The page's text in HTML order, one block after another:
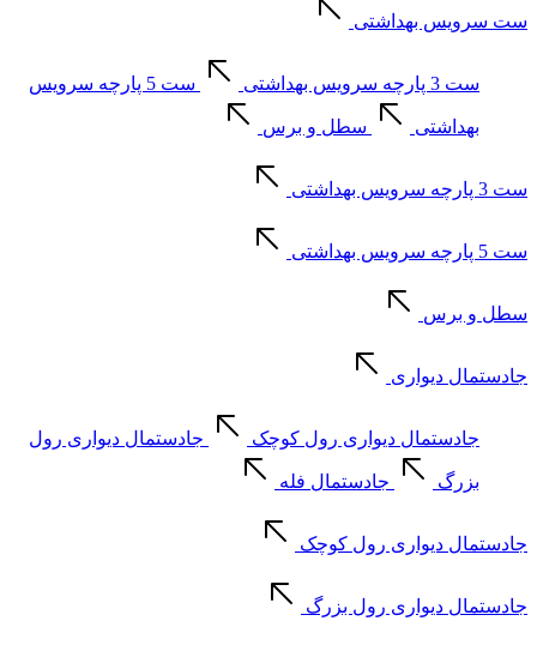
ست سرویس بهداشتی
ست 3 پارچه سرویس بهداشتی ست 5 پارچه سرویس
بهداشتی سطل و برس
ست 3 پارچه سرویس بهداشتی
ست 5 پارچه سرویس بهداشتی
سطل و برس
جادستمال دیواری
جادستمال دیواری رول کوچک جادستمال دیواری رول
بزرگ جادستمال فله
جادستمال دیواری رول کوچک
جادستمال دیواری رول بزرگ